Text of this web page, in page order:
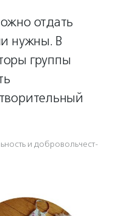
отдать
нужны. В
группы
и доброволь­чест­